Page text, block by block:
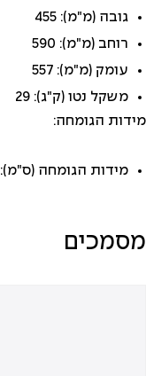
גובה (מ"מ): 455
רוחב (מ"מ): 590
עומק (מ"מ): 557
משקל נטו (ק"ג): 29
מידות הגומחה:
מידות הגומחה (ס"מ): 45
מסמכים